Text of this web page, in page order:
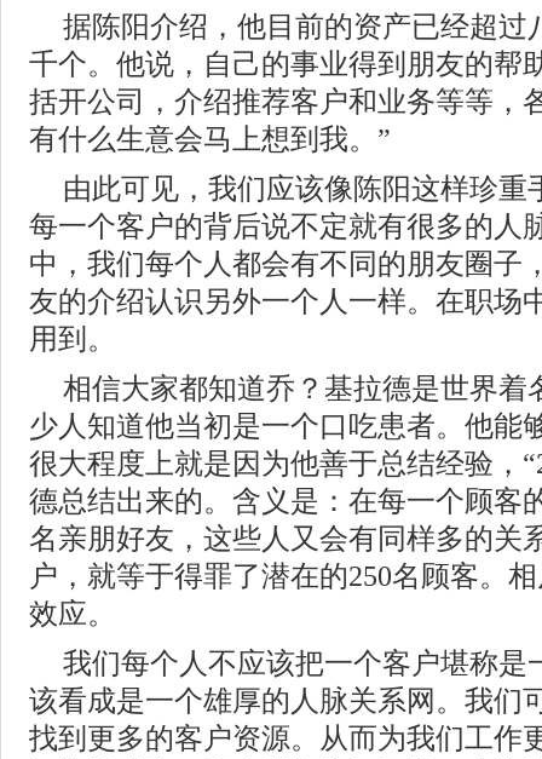
据陈阳介绍，他目前的资产已经超过
千个。他说，自己的事业得到朋友的帮
括开公司，介绍推荐客户和业务等等，
有什么生意会马上想到我。”
由此可见，我们应该像陈阳这样珍重
每一个客户的背后说不定就有很多的人
中，我们每个人都会有不同的朋友圈子
友的介绍认识另外一个人一样。在职场
用到。
相信大家都知道乔？基拉德是世界着
少人知道他当初是一个口吃患者。他能
很大程度上就是因为他善于总结经验，
德总结出来的。含义是：在每一个顾客
名亲朋好友，这些人又会有同样多的关
户，就等于得罪了潜在的250名顾客。
效应。
我们每个人不应该把一个客户堪称是
该看成是一个雄厚的人脉关系网。我们
找到更多的客户资源。从而为我们工作